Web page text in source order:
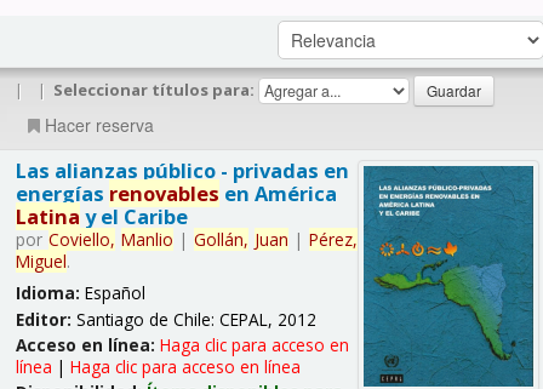
| | Seleccionar títulos para:
Hacer reserva
Las alianzas público - privadas en
energías renovables en América
Latina y el Caribe
por Coviello, Manlio | Gollán, Juan | Pérez,
Miguel.
Idioma: Español
Editor: Santiago de Chile: CEPAL, 2012
Acceso en línea: Haga clic para acceso en
línea | Haga clic para acceso en línea